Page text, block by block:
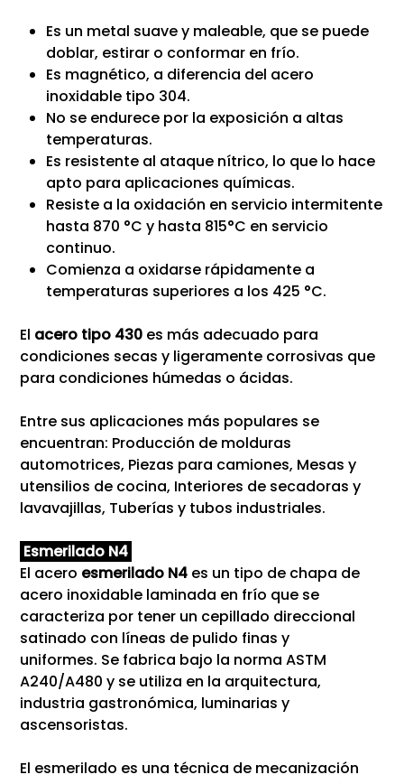
Es un metal suave y maleable, que se puede
doblar, estirar o conformar en frío.
Es magnético, a diferencia del acero
inoxidable tipo 304.
No se endurece por la exposición a altas
temperaturas.
Es resistente al ataque nítrico, lo que lo hace
apto para aplicaciones químicas.
Resiste a la oxidación en servicio intermitente
hasta 870 °C y hasta 815°C en servicio
continuo.
Comienza a oxidarse rápidamente a
temperaturas superiores a los 425 °C.
El acero tipo 430 es más adecuado para
condiciones secas y ligeramente corrosivas que
para condiciones húmedas o ácidas.
Entre sus aplicaciones más populares se
encuentran: Producción de molduras
automotrices, Piezas para camiones, Mesas y
utensilios de cocina, Interiores de secadoras y
lavavajillas, Tuberías y tubos industriales.
Esmerilado N4
El acero esmerilado N4 es un tipo de chapa de
acero inoxidable laminada en frío que se
caracteriza por tener un cepillado direccional
satinado con líneas de pulido finas y
uniformes. Se fabrica bajo la norma ASTM
A240/A480 y se utiliza en la arquitectura,
industria gastronómica, luminarias y
ascensoristas.
El esmerilado es una técnica de mecanización